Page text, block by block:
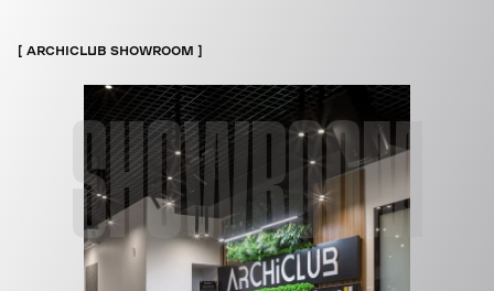
SHOWROOM
ARCHICLUB SHOWROOM